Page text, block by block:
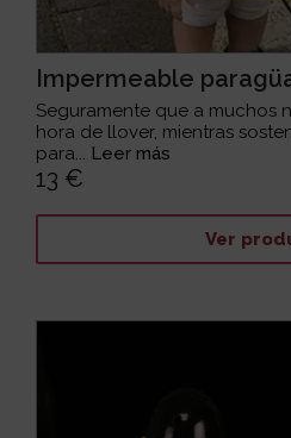
Impermeable
Seguramente que a muchos
hora de llover, mientras
para... Leer más
13 €
Ver